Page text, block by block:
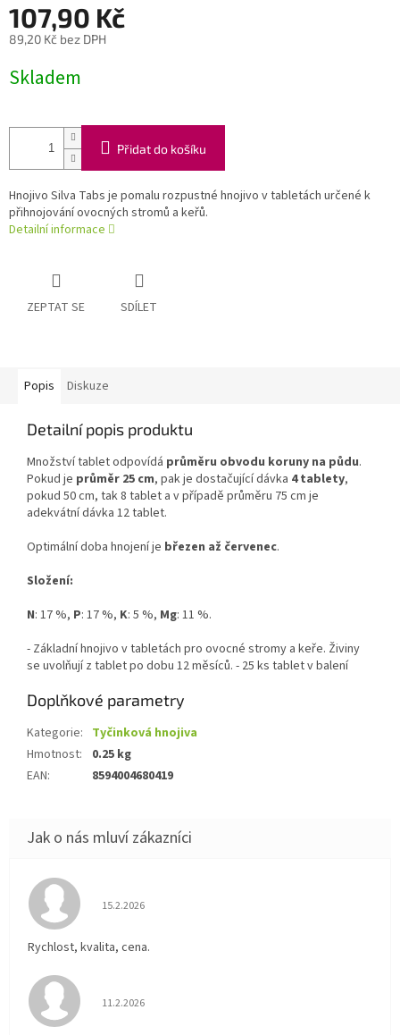
107,90 Kč
89,20 Kč bez DPH
cena:
Skladem
Přidat do košíku
Hnojivo Silva Tabs je pomalu rozpustné hnojivo v tabletách určené k
přihnojování ovocných stromů a keřů.
Detailní informace
ZEPTAT SE SDÍLET
Popis Diskuze
Detailní popis produktu
Množství tablet odpovídá průměru obvodu koruny na půdu.
Pokud je průměr 25 cm, pak je dostačující dávka 4 tablety,
pokud 50 cm, tak 8 tablet a v případě průměru 75 cm je
adekvátní dávka 12 tablet.
Optimální doba hnojení je březen až červenec.
Složení:
N: 17 %, P: 17 %, K: 5 %, Mg: 11 %.
- Základní hnojivo v tabletách pro ovocné stromy a keře. Živiny
se uvolňují z tablet po dobu 12 měsíců. - 25 ks tablet v balení
Doplňkové parametry
Kategorie: Tyčinková hnojiva
Hmotnost:
0.25 kg
EAN: 8594004680419
Hodnocení obchodu je 5 z 5 hvězdiček.
15.2.2026
Rychlost, kvalita, cena.
Hodnocení obchodu je 5 z 5 hvězdiček.
11.2.2026